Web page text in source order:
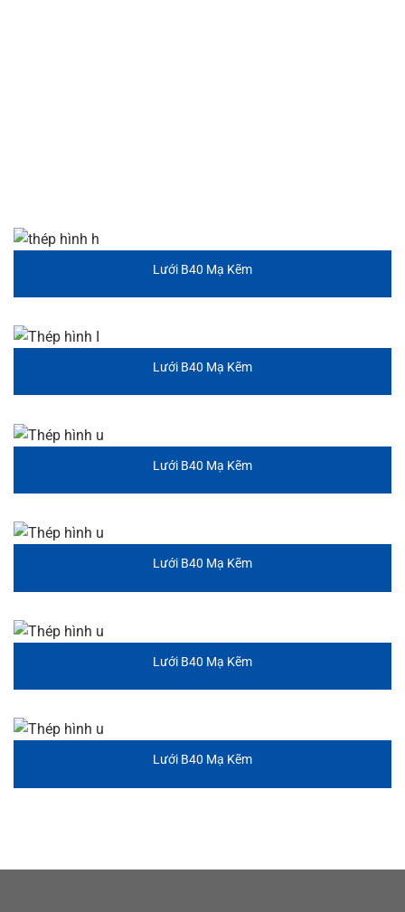
Lưới B40 Mạ Kẽm
Lưới B40 Mạ Kẽm
Lưới B40 Mạ Kẽm
Lưới B40 Mạ Kẽm
Lưới B40 Mạ Kẽm
Lưới B40 Mạ Kẽm